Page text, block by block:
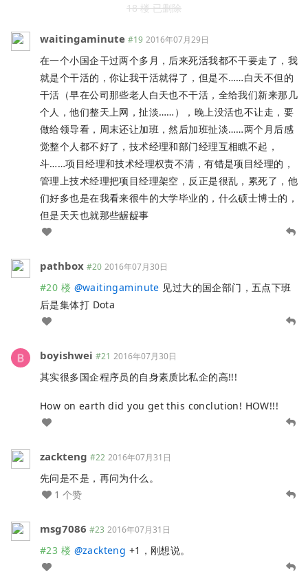
18 楼 已删除
waitingaminute #19 2016年07月29日
在一个小国企干过两个多月，后来死活我都不干要走了，我
就是个干活的，你让我干活就得了，但是不……白天不但的
干活（早在公司那些老人白天也不干活，全给我们新来那几
个人，他们整天上网，扯淡……），晚上没活也不让走，要
做给领导看，周末还让加班，然后加班扯淡……两个月后感
觉整个人都不好了，技术经理和部门经理互相瞧不起，
斗……项目经理和技术经理权责不清，有错是项目经理的，
管理上技术经理把项目经理架空，反正是很乱，累死了，他
们好多也是在我看来很牛的大学毕业的，什么硕士博士的，
但是天天也就那些龌龊事
pathbox #20 2016年07月30日
#20 楼 @waitingaminute 见过大的国企部门，五点下班
后是集体打 Dota
boyishwei #21 2016年07月30日
其实很多国企程序员的自身素质比私企的高!!!
How on earth did you get this conclution! HOW!!!
zackteng #22 2016年07月31日
先问是不是，再问为什么。
1 个赞
msg7086 #23 2016年07月31日
#23 楼 @zackteng +1，刚想说。